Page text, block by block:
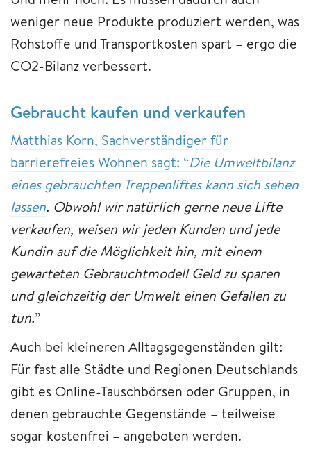
weniger neue Produkte produziert werden, was
Rohstoffe und Transportkosten spart – ergo die
CO2-Bilanz verbessert.
Gebraucht kaufen und verkaufen
Matthias Korn, Sachverständiger für
barrierefreies Wohnen sagt: “Die Umweltbilanz
eines gebrauchten Treppenliftes kann sich sehen
lassen. Obwohl wir natürlich gerne neue Lifte
verkaufen, weisen wir jeden Kunden und jede
Kundin auf die Möglichkeit hin, mit einem
gewarteten Gebrauchtmodell Geld zu sparen
und gleichzeitig der Umwelt einen Gefallen zu
tun.”
Auch bei kleineren Alltagsgegenständen gilt:
Für fast alle Städte und Regionen Deutschlands
gibt es Online-Tauschbörsen oder Gruppen, in
denen gebrauchte Gegenstände – teilweise
sogar kostenfrei – angeboten werden.